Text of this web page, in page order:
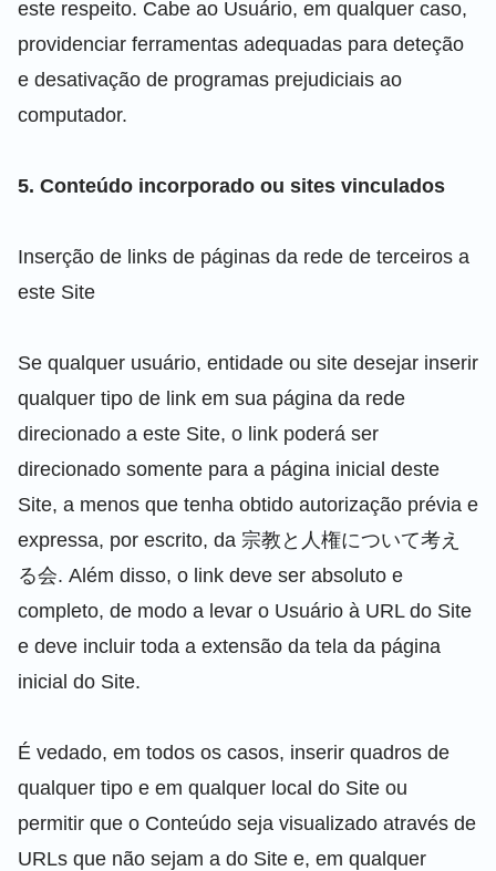
este respeito. Cabe ao Usuário, em qualquer caso,
providenciar ferramentas adequadas para deteção
e desativação de programas prejudiciais ao
computador.
5. Conteúdo incorporado ou sites vinculados
Inserção de links de páginas da rede de terceiros a
este Site
Se qualquer usuário, entidade ou site desejar inserir
qualquer tipo de link em sua página da rede
direcionado a este Site, o link poderá ser
direcionado somente para a página inicial deste
Site, a menos que tenha obtido autorização prévia e
expressa, por escrito, da 宗教と人権について考え
る会. Além disso, o link deve ser absoluto e
completo, de modo a levar o Usuário à URL do Site
e deve incluir toda a extensão da tela da página
inicial do Site.
É vedado, em todos os casos, inserir quadros de
qualquer tipo e em qualquer local do Site ou
permitir que o Conteúdo seja visualizado através de
URLs que não sejam a do Site e, em qualquer